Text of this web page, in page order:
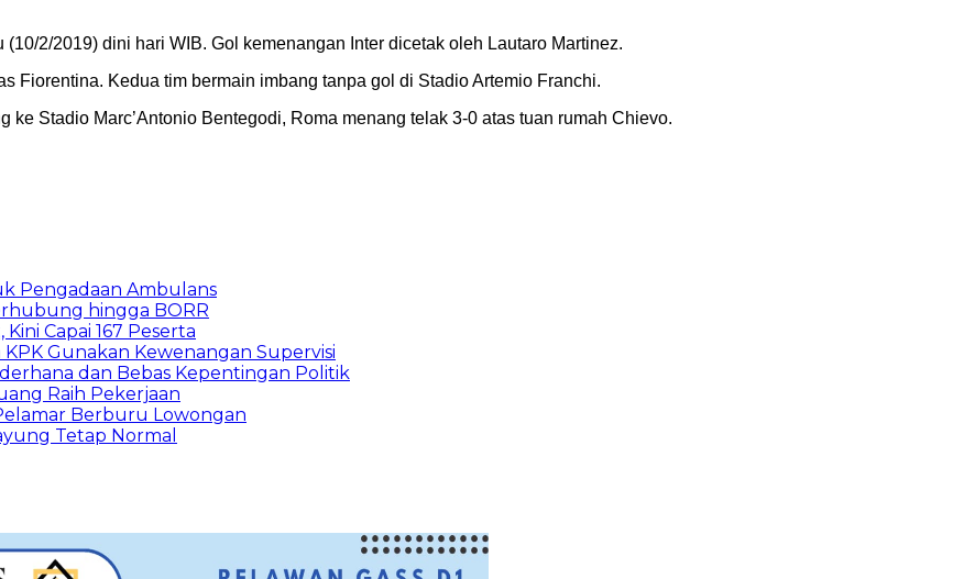
2/2019) dini hari WIB. Gol kemenangan Inter dicetak oleh Lautaro Martinez.
Fiorentina. Kedua tim bermain imbang tanpa gol di Stadio Artemio Franchi.
Stadio Marc’Antonio Bentegodi, Roma menang telak 3-0 atas tuan rumah Chievo.
Pengadaan Ambulans
hingga BORR
Capai 167 Peserta
Gunakan Kewenangan Supervisi
dan Bebas Kepentingan Politik
Raih Pekerjaan
Berburu Lowongan
Tetap Normal